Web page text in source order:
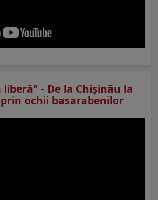
liberă" - De la Chișinău la
ochii basarabenilor